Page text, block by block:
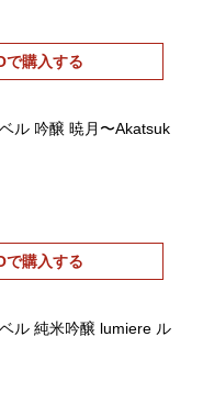
で購入する
ル 吟醸 暁月〜Akatsuk
で購入する
ル 純米吟醸 lumiere ル